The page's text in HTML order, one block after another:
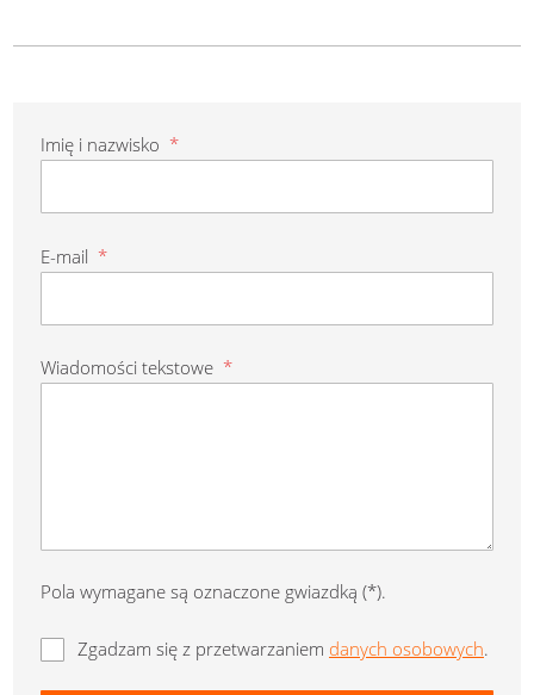
Imię i nazwisko *
E-mail *
Wiadomości tekstowe *
Pola wymagane są oznaczone gwiazdką (*).
Zgadzam się z przetwarzaniem danych osobowych.